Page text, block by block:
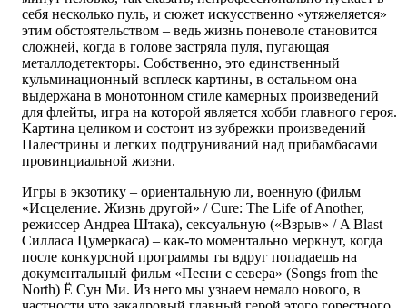
себя несколько пуль, и сюжет искусственно «утяжеляется»
этим обстоятельством – ведь жизнь поневоле становится
сложней, когда в голове застряла пуля, пугающая
металлодетекторы. Собственно, это единственный
кульминационный всплеск картины, в остальном она
выдержана в монотонном стиле камерных произведений
для флейты, игра на которой является хобби главного героя.
Картина целиком и состоит из зубрежки произведений
Палестрины и легких подтруниваний над прибамбасами
провинциальной жизни.
Игры в экзотику – ориентальную ли, военную (фильм
«Исцеление. Жизнь другой» / Cure: The Life of Another,
режиссер Андреа Штака), сексуальную («Взрыв» / A Blast
Силласа Цумеркаса) – как-то моментально меркнут, когда
после конкурсной программы ты вдруг попадаешь на
документальный фильм «Песни с севера» (Songs from the
North) Ё Сун Ми. Из него мы узнаем немало нового, в